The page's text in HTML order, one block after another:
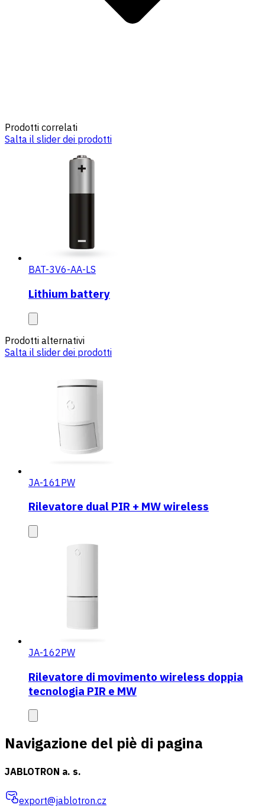
Prodotti correlati
Salta il slider dei prodotti
BAT-3V6-AA-LS
Lithium battery
Prodotti alternativi
Salta il slider dei prodotti
JA-161PW
Rilevatore dual PIR + MW wireless
JA-162PW
Rilevatore di movimento wireless doppia
tecnologia PIR e MW
Navigazione del piè di pagina
JABLOTRON a. s.
export@jablotron.cz